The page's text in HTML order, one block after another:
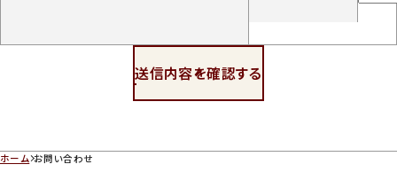
ホーム お問い合わせ
送信内容を確認する